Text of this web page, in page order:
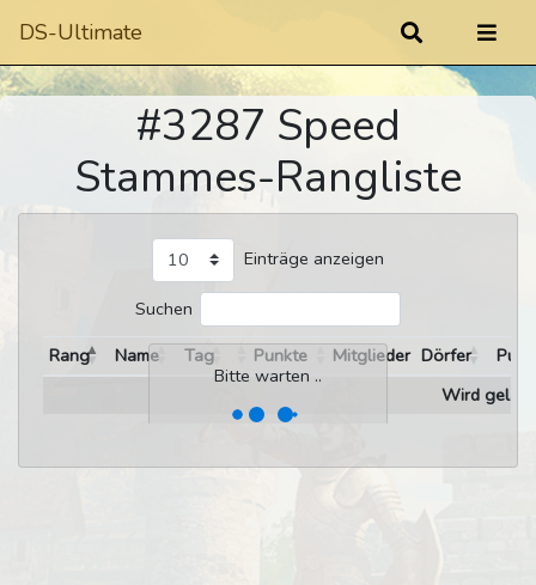
DS-Ultimate
#3287 Speed
Stammes-Rangliste
Einträge anzeigen
Suchen
Bitte warten ..
Rang Name Tag Punkte Mitglieder Dörfer
Wird